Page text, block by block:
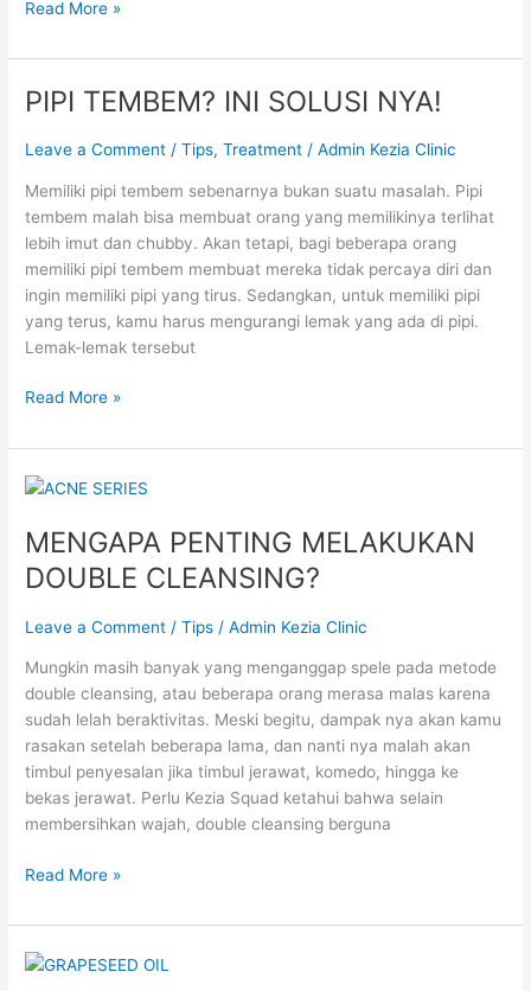
Read More »
PIPI TEMBEM? INI SOLUSI NYA!
Leave a Comment /Tips,Treatment /Admin Kezia Clinic
Memiliki pipi tembem sebenarnya bukan suatu masalah. Pipi
tembem malah bisa membuat orang yang memilikinya terlihat
lebih imut dan chubby. Akan tetapi, bagi beberapa orang
memiliki pipi tembem membuat mereka tidak percaya diri dan
ingin memiliki pipi yang tirus. Sedangkan, untuk memiliki pipi
yang terus, kamu harus mengurangi lemak yang ada di pipi.
Lemak-lemak tersebut
PIPI
INI
NYA!
Read More »
MENGAPA PENTING MELAKUKAN
DOUBLE CLEANSING?
Leave a Comment /Tips /Admin Kezia Clinic
Mungkin masih banyak yang menganggap spele pada metode
double cleansing, atau beberapa orang merasa malas karena
sudah lelah beraktivitas. Meski begitu, dampak nya akan kamu
rasakan setelah beberapa lama, dan nanti nya malah akan
timbul penyesalan jika timbul jerawat, komedo, hingga ke
bekas jerawat. Perlu Kezia Squad ketahui bahwa selain
membersihkan wajah, double cleansing berguna
MENGAPA
MELAKUKAN
DOUBLE
CLEANSING?
Read More »
BEKAS